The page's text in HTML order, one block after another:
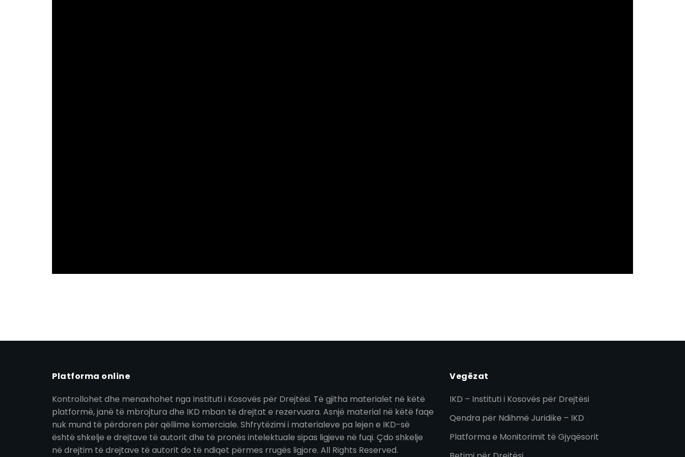
Platforma online
Kontrollohet dhe menaxhohet nga Instituti i Kosovës për Drejtësi. Të gjitha materialet në këtë
platformë, janë të mbrojtura dhe IKD mban të drejtat e rezervuara. Asnjë material në këtë faqe
nuk mund të përdoren për qëllime komerciale. Shfrytëzimi i materialeve pa lejen e IKD-së
është shkelje e drejtave të autorit dhe të pronës intelektuale sipas ligjeve në fuqi. Çdo shkelje
në drejtim të drejtave të autorit do të ndiqet përmes rrugës ligjore. All Rights Reserved.
Vegëzat
IKD – Instituti i Kosovës për Drejtësi
Qendra për Ndihmë Juridike – IKD
Platforma e Monitorimit të Gjyqësorit